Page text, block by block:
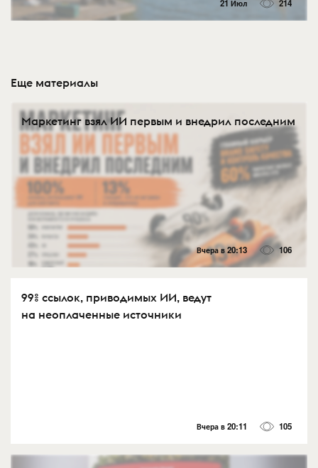
21 Июл 214
Еще материалы
Маркетинг взял ИИ первым и внедрил последним
Вчера в 20:13 106
99% ссылок, приводимых ИИ, ведут
на неоплаченные источники
Вчера в 20:11 105